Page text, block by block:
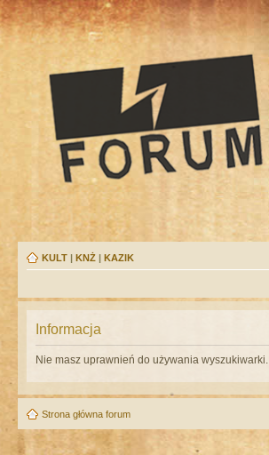
KULT | KNŻ | KAZIK
Informacja
Nie masz uprawnień do używania wyszukiwarki.
Strona główna forum